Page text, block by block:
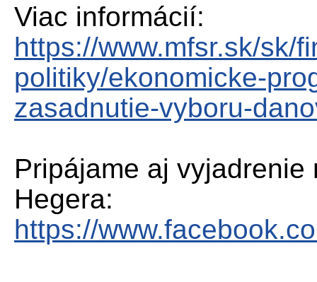
Viac informácií:
https://www.mfsr.sk/sk/
politiky/ekonomicke-
zasadnutie-vyboru-
Pripájame aj
Hegera:
https://